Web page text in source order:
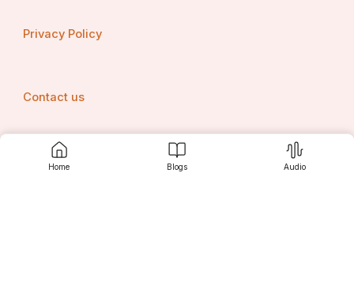
Home Blogs Audio
Privacy Policy
Contact us
Srujanee